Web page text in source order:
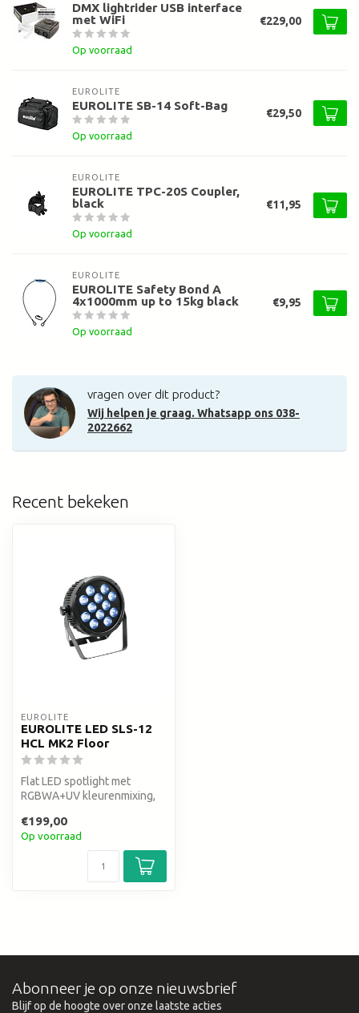
DMX lightrider USB interface
met WiFi
Op voorraad
€229,00
EUROLITE
EUROLITE SB-14 Soft-Bag
Op voorraad
€29,50
EUROLITE
EUROLITE TPC-20S Coupler,
black
Op voorraad
€11,95
EUROLITE
EUROLITE Safety Bond A
4x1000mm up to 15kg black
Op voorraad
€9,95
vragen over dit product?
Wij helpen je graag. Whatsapp ons 038-
2022662
Recent bekeken
EUROLITE
EUROLITE LED SLS-12
HCL MK2 Floor
Flat LED spotlight met
RGBWA+UV kleurenmixing,
€199,00
Op voorraad
Abonneer je op onze nieuwsbrief
Blijf op de hoogte over onze laatste acties